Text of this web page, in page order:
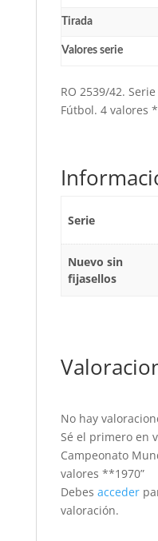
Tirada
Valores serie
RO 2539/42.
Fútbol. 4 valores
Serie
Nuevo sin
fijasellos
No hay
Sé el primero en
Campeonato
valores **1970”
Debes acceder
valoración.